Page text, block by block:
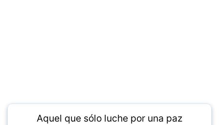
Aquel que sólo luche por una paz